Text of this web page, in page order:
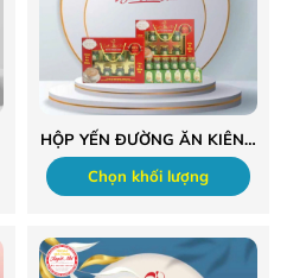
HỘP YẾN ĐƯỜNG ĂN KIÊNG
40% SỢI YẾN
Chọn khối lượng